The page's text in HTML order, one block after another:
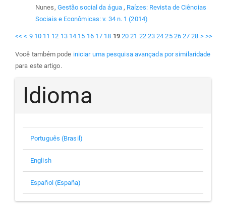
Nunes, Gestão social da água , Raízes: Revista de Ciências
Sociais e Econômicas: v. 34 n. 1 (2014)
<< < 9 10 11 12 13 14 15 16 17 18 19 20 21 22 23 24 25 26 27 28 > >>
Você também pode iniciar uma pesquisa avançada por similaridade
para este artigo.
Idioma
Português (Brasil)
English
Español (España)